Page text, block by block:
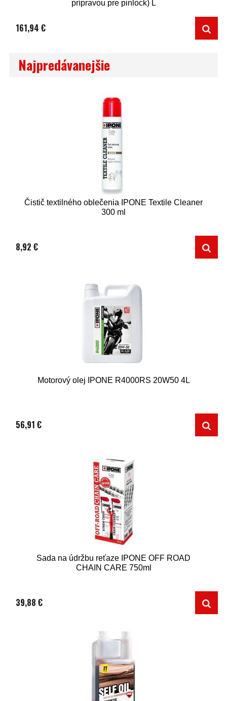
prípravou pre pinlock) L
161,94 €
Najpredávanejšie
Čistič textilného oblečenia IPONE Textile Cleaner
300 ml
8,92 €
Motorový olej IPONE R4000RS 20W50 4L
56,91 €
Sada na údržbu reťaze IPONE OFF ROAD
CHAIN CARE 750ml
39,88 €